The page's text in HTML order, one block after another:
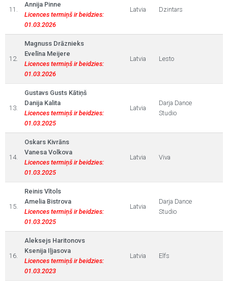
11.
Annija Pinne
Licences termiņš ir beidzies:
01.03.2026
Latvia Dzintars
12.
Magnuss Drāznieks
Evelīna Meijere
Licences termiņš ir beidzies:
01.03.2026
Latvia Lesto
13.
Gustavs Gusts Kātiņš
Danija Kalita
Licences termiņš ir beidzies:
01.03.2025
Latvia
Darja Dance
Studio
14.
Oskars Kivrāns
Vanesa Volkova
Licences termiņš ir beidzies:
01.03.2025
Latvia Viva
15.
Reinis Vītols
Amelia Bistrova
Licences termiņš ir beidzies:
01.03.2025
Latvia
Darja Dance
Studio
16.
Aleksejs Haritonovs
Ksenija Iļjasova
Licences termiņš ir beidzies:
01.03.2023
Latvia Elfs